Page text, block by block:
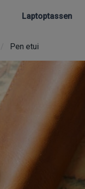
Laptoptassen
Pen etui